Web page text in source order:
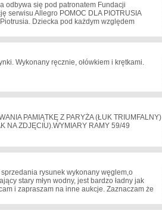
odbywa się pod patronatem Fundacji
serwisu Allegro POMOC DLA PIOTRUSIA
Dziecka pod każdym względem
Wykonany ręcznie, ołówkiem i krętkami.
PAMIĄTKĘ Z PARYŻA (ŁUK TRIUMFALNY)
NA ZDJĘCIU).WYMIARY RAMY 59/49
rysunek wykonany węglem,o
stary młyn wodny, jest bardzo ładny jak
i zapraszam na inne aukcje. Zaznaczam że